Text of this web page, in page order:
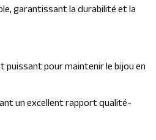
garantissant la durabilité et la
puissant pour maintenir le bijou en
un excellent rapport qualité-